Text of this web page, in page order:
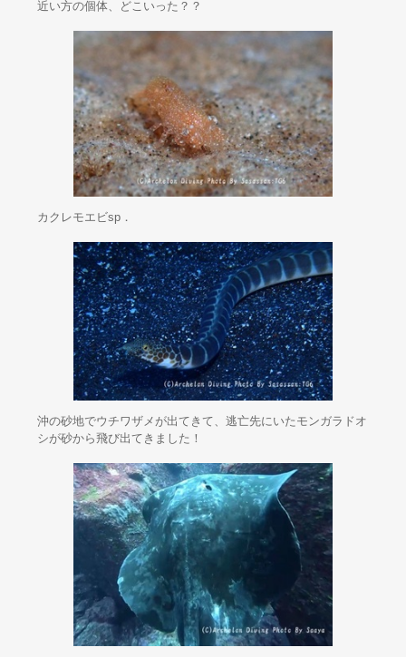
近い方の個体、どこいった？？
カクレモエビsp．
沖の砂地でウチワザメが出てきて、逃亡先にいたモンガラドオ
シが砂から飛び出てきました！